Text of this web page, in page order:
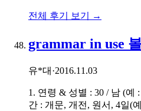
전체 후기 보기 →
grammar in use
유*대 ·2016.11.03
1. 연령 & 성별 : 30 / 남 (예
간 : 개문, 개전, 원서, 4일(